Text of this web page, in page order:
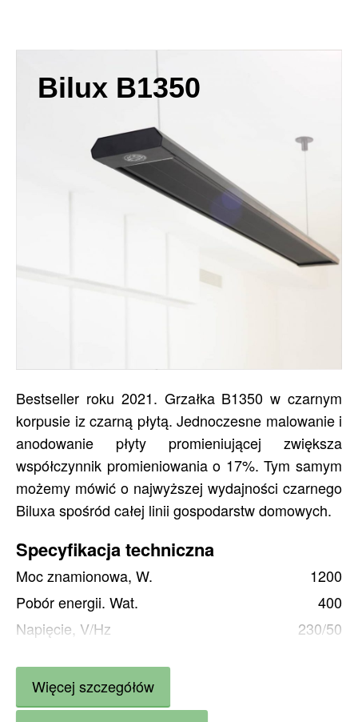
Bilux B1350
Bestseller roku 2021. Grzałka B1350 w czarnym
korpusie iz czarną płytą. Jednoczesne malowanie i
anodowanie płyty promieniującej zwiększa
współczynnik promieniowania o 17%. Tym samym
możemy mówić o najwyższej wydajności czarnego
Biluxa spośród całej linii gospodarstw domowych.
Specyfikacja techniczna
Moc znamionowa, W.
1200
Pobór energii. Wat.
400
Napięcie, V/Hz
230/50
Waga, kg
Ogrzewanie m2 (główne) do
Więcej szczegółów